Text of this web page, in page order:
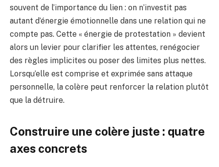
souvent de l’importance du lien : on n’investit pas
autant d’énergie émotionnelle dans une relation qui ne
compte pas. Cette « énergie de protestation » devient
alors un levier pour clarifier les attentes, renégocier
des règles implicites ou poser des limites plus nettes.
Lorsqu’elle est comprise et exprimée sans attaque
personnelle, la colère peut renforcer la relation plutôt
que la détruire.
Construire une colère juste : quatre
axes concrets